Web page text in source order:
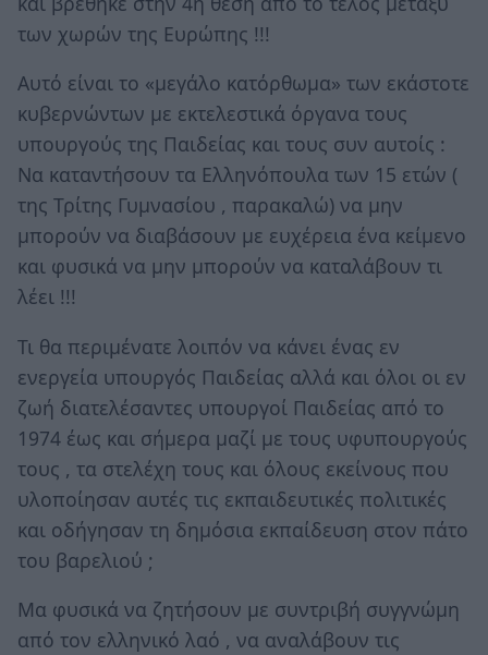
των χωρών της Ευρώπης !!!
Αυτό είναι το «μεγάλο κατόρθωμα» των εκάστοτε
κυβερνώντων με εκτελεστικά όργανα τους
υπουργούς της Παιδείας και τους συν αυτοίς :
Να καταντήσουν τα Ελληνόπουλα των 15 ετών (
της Τρίτης Γυμνασίου , παρακαλώ) να μην
μπορούν να διαβάσουν με ευχέρεια ένα κείμενο
και φυσικά να μην μπορούν να καταλάβουν τι
λέει !!!
Τι θα περιμένατε λοιπόν να κάνει ένας εν
ενεργεία υπουργός Παιδείας αλλά και όλοι οι εν
ζωή διατελέσαντες υπουργοί Παιδείας από το
1974 έως και σήμερα μαζί με τους υφυπουργούς
τους , τα στελέχη τους και όλους εκείνους που
υλοποίησαν αυτές τις εκπαιδευτικές πολιτικές
και οδήγησαν τη δημόσια εκπαίδευση στον πάτο
του βαρελιού ;
Μα φυσικά να ζητήσουν με συντριβή συγγνώμη
από τον ελληνικό λαό , να αναλάβουν τις